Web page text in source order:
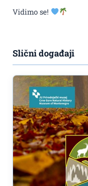
Vidimo se!
Slični događaji